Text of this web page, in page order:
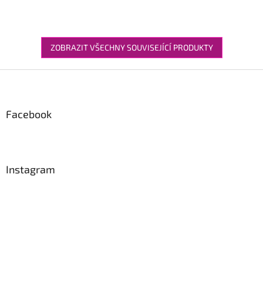
ZOBRAZIT VŠECHNY SOUVISEJÍCÍ PRODUKTY
Facebook
Instagram